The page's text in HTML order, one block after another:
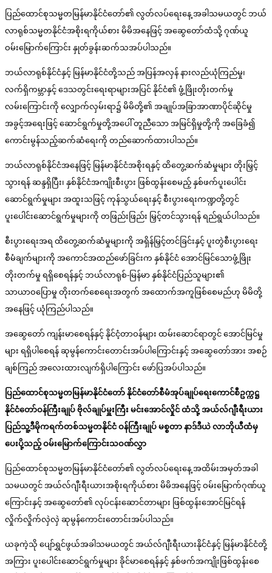
ပြည်ထောင်စုသမ္မတမြန်မာနိုင်ငံတော်၏ လွတ်လပ်ရေးနေ့ အခါသမယတွင် ဘယ်
လာရုစ်သမ္မတနိုင်ငံအစိုးရကိုယ်စား မိမိအနေဖြင့် အဆွေတော်ထံသို့ ဂုဏ်ယူ
ဝမ်းမြောက်ကြောင်း နှုတ်ခွန်းဆက်သအပ်ပါသည်။
ဘယ်လာရုစ်နိုင်ငံနှင့် မြန်မာနိုင်ငံတို့သည် အပြန်အလှန် နားလည်ယုံကြည်မှု၊
လက်ရှိကမ္ဘာနှင့် ဒေသတွင်းရေးရာများအပြင် နိုင်ငံ၏ ဖွံ့ဖြိုးတိုးတက်မှု
လမ်းကြောင်းကို လျှောက်လှမ်းရာ၌ မိမိတို့၏ အချုပ်အခြာအာဏာပိုင်ဆိုင်မှု
အခွင့်အရေးဖြင့် ဆောင်ရွက်မှုတို့အပေါ် တူညီသော အမြင်ရှိမှုတို့ကို အခြေခံ၍
ကောင်းမွန်သည့်ဆက်ဆံရေးကို တည်ဆောက်ထားပါသည်။
ဘယ်လာရုစ်နိုင်ငံအနေဖြင့် မြန်မာနိုင်ငံအစိုးရနှင့် ထိတွေ့ဆက်ဆံမှုများ တိုးမြှင့်
သွားရန် ဆန္ဒရှိပြီး၊ နှစ်နိုင်ငံအကျိုးစီးပွား ဖြစ်ထွန်းစေမည့် နှစ်ဖက်ပူးပေါင်း
ဆောင်ရွက်မှုများ အထူးသဖြင့် ကုန်သွယ်ရေးနှင့် စီးပွားရေးကဏ္ဍတို့တွင်
ပူးပေါင်းဆောင်ရွက်မှုများကို တဖြည်းဖြည်း မြှင့်တင်သွားရန် ရည်ရွယ်ပါသည်။
စီးပွားရေးအရ ထိတွေ့ဆက်ဆံမှုများကို အရှိန်မြှင့်တင်ခြင်းနှင့် ပူးတွဲစီးပွားရေး
စီမံချက်များကို အကောင်အထည်ဖော်ခြင်းက နှစ်နိုင်ငံ အောင်မြင်သောဖွံ့ဖြိုး
တိုးတက်မှု ရရှိစေရန်နှင့် ဘယ်လာရုစ်-မြန်မာ နှစ်နိုင်ငံပြည်သူများ၏
သာယာဝပြောမှု တိုးတက်စေရေးအတွက် အထောက်အကူဖြစ်စေမည်ဟု မိမိတို့
အနေဖြင့် ယုံကြည်ပါသည်။
အဆွေတော် ကျန်းမာစေရန်နှင့် နိုင်ငံ့တာဝန်များ ထမ်းဆောင်ရာတွင် အောင်မြင်မှု
များ ရရှိပါစေရန် ဆုမွန်ကောင်းတောင်းအပ်ပါကြောင်းနှင့် အဆွေတော်အား အစဉ်
ချစ်ကြည် အလေးထားလျက်ရှိပါကြောင်း ဖော်ပြအပ်ပါသည်။
ပြည်ထောင်စုသမ္မတမြန်မာနိုင်ငံတော် နိုင်ငံတော်စီမံအုပ်ချုပ်ရေးကောင်စီဥက္ကဋ္ဌ
နိုင်ငံတော်ဝန်ကြီးချုပ် ဗိုလ်ချုပ်မှူးကြီး မင်းအောင်လှိုင် ထံသို့ အယ်လ်ဂျီးရီးယား
ပြည်သူ့ဒီမိုကရက်တစ်သမ္မတနိုင်ငံ ဝန်ကြီးချုပ် မစ္စတာ နာဒ်ဒီယဲ လာဘိုယီထံမှ
ပေးပို့သည့် ဝမ်းမြောက်ကြောင်းသဝဏ်လွှာ
ပြည်ထောင်စုသမ္မတမြန်မာနိုင်ငံတော်၏ လွတ်လပ်ရေးနေ့ အထိမ်းအမှတ်အခါ
သမယတွင် အယ်လ်ဂျီးရီးယားအစိုးရကိုယ်စား မိမိအနေဖြင့် ဝမ်းမြောက်ဂုဏ်ယူ
ကြောင်းနှင့် အဆွေတော်၏ လုပ်ငန်းဆောင်တာများ ဖြစ်ထွန်းအောင်မြင်ရန်
လှိုက်လှိုက်လှဲလှဲ ဆုမွန်ကောင်းတောင်းအပ်ပါသည်။
ယခုကဲ့သို ပျော်ရွှင်ဖွယ်အခါသမယတွင် အယ်လ်ဂျီးရီးယားနိုင်ငံနှင့် မြန်မာနိုင်ငံတို့
အကြား ပူးပေါင်းဆောင်ရွက်မှုများ ခိုင်မာစေရန်နှင့် နှစ်ဖက်အကျိုးဖြစ်ထွန်းစေ